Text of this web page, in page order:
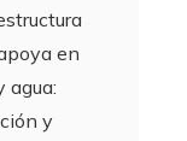
en
agua:
y